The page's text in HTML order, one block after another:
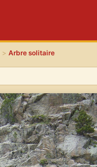
>Arbre solitaire